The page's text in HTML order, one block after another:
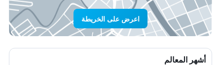
اعرض على الخريطة
أشهر المعالم